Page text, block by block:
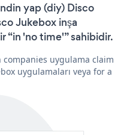
yap (diy) Disco
Jukebox inşa
“in 'no time'” sahibidir.
companies uygulama claim
uygulamaları veya for a